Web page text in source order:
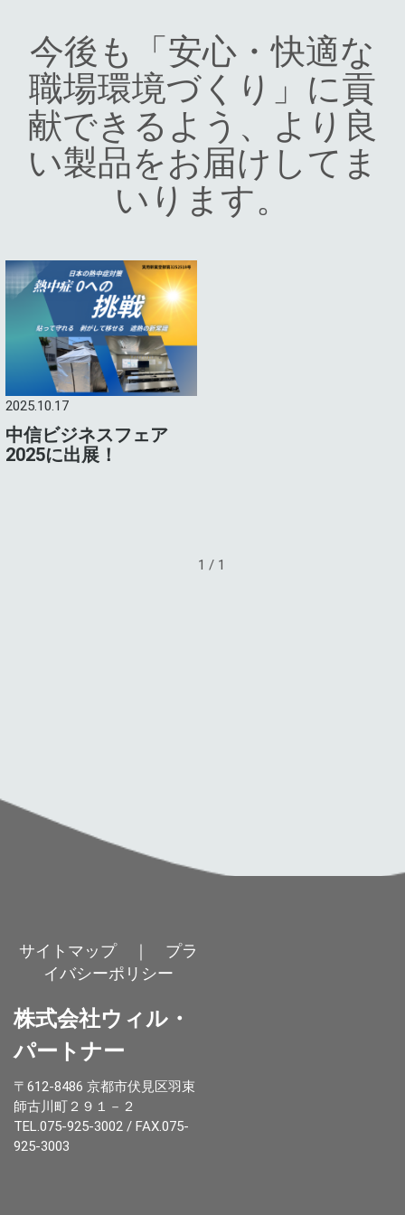
今後も「安心・快適な
職場環境づくり」に貢
献できるよう、より良
い製品をお届けしてま
いります。
2025.10.17
中信ビジネスフェア
2025に出展！
1 / 1
サイトマップ｜ プラ
イバシーポリシー
株式会社ウィル・
パートナー
〒612-8486 京都市伏見区羽束
師古川町２９１－２
TEL.075-925-3002 / FAX.075-
925-3003